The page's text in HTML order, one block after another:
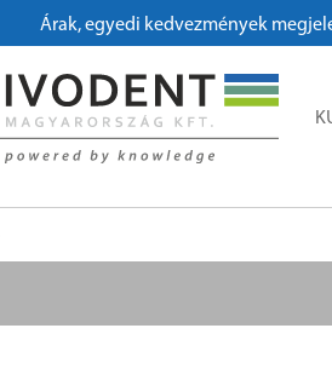
Árak, egyedi kedvezmények